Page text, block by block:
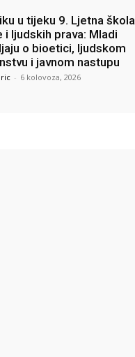
u tijeku 9. Ljetna škola
i ljudskih prava: Mladi
o bioetici, ljudskom
i javnom nastupu
- 6 kolovoza, 2026